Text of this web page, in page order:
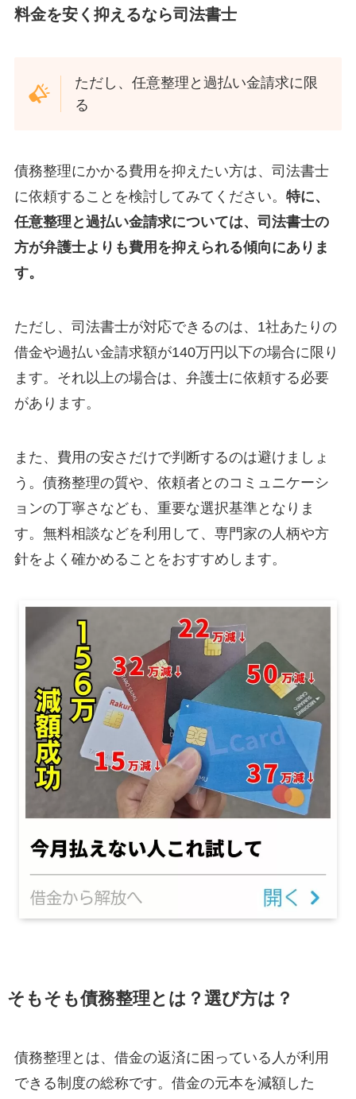
料金を安く抑えるなら司法書士
ただし、任意整理と過払い金請求に限
る
債務整理にかかる費用を抑えたい方は、司法書士
に依頼することを検討してみてください。 特に、
任意整理と過払い金請求については、司法書士の
方が弁護士よりも費用を抑えられる傾向にありま
す。
ただし、司法書士が対応できるのは、1社あたりの
借金や過払い金請求額が140万円以下の場合に限り
ます。それ以上の場合は、弁護士に依頼する必要
があります。
また、費用の安さだけで判断するのは避けましょ
う。債務整理の質や、依頼者とのコミュニケーシ
ョンの丁寧さなども、重要な選択基準となりま
す。無料相談などを利用して、専門家の人柄や方
針をよく確かめることをおすすめします。
そもそも債務整理とは？選び方は？
債務整理とは、借金の返済に困っている人が利用
できる制度の総称です。借金の元本を減額した